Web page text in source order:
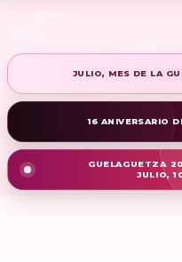
JULIO, MES DE LA
16 ANIVERSARIO
GUELAGUETZA
JULIO,